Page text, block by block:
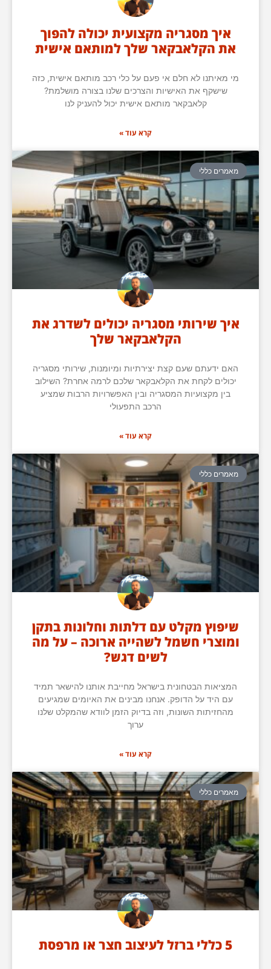
איך מסגריה מקצועית יכולה להפוך
את הקלאבקאר שלך למותאם אישית
מי מאיתנו לא חלם אי פעם על כלי רכב מותאם אישית, כזה
שישקף את האישיות והצרכים שלנו בצורה מושלמת?
קלאבקאר מותאם אישית יכול להעניק לנו
קרא עוד »
מאמרים כללי
איך שירותי מסגריה יכולים לשדרג את
הקלאבקאר שלך
האם ידעתם שעם קצת יצירתיות ומיומנות, שירותי מסגריה
יכולים לקחת את הקלאבקאר שלכם לרמה אחרת? השילוב
בין מקצועיות המסגריה ובין האפשרויות הרבות שמציע
הרכב התפעולי
קרא עוד »
מאמרים כללי
שיפוץ מקלט עם דלתות וחלונות בתקן
ומוצרי חשמל לשהייה ארוכה – על מה
לשים דגש?
המציאות הבטחונית בישראל מחייבת אותנו להישאר תמיד
עם היד על הדופק. אנחנו מבינים את האיומים שמגיעים
מהחזיתות השונות, וזה בדיוק הזמן לוודא שהמקלט שלנו
ערוך
קרא עוד »
מאמרים כללי
5 כללי ברזל לעיצוב חצר או מרפסת